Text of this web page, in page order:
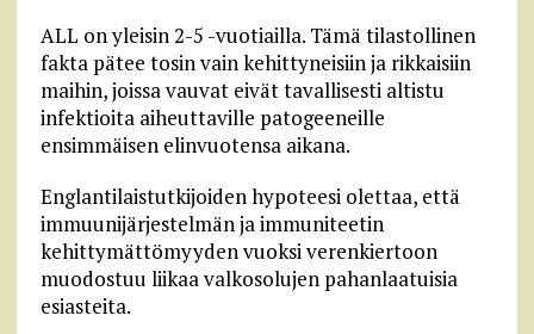
ALL on yleisin 2-5 -vuotiailla. Tämä tilastollinen
fakta pätee tosin vain kehittyneisiin ja rikkaisiin
maihin, joissa vauvat eivät tavallisesti altistu
infektioita aiheuttaville patogeeneille
ensimmäisen elinvuotensa aikana.
Englantilaistutkijoiden hypoteesi olettaa, että
immuunijärjestelmän ja immuniteetin
kehittymättömyyden vuoksi verenkiertoon
muodostuu liikaa valkosolujen pahanlaatuisia
esiasteita.